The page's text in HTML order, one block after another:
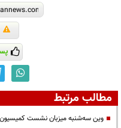
مطالب مرتبط
وین سه‌شنبه میزبان نشست